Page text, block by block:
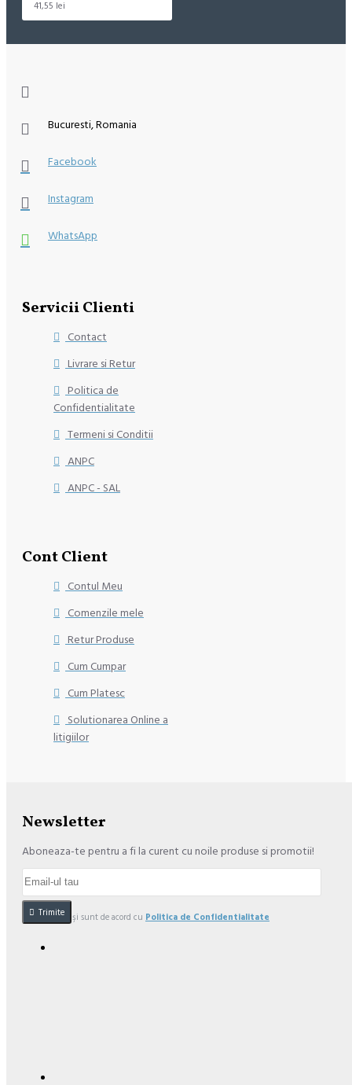
41,55 lei
Bucuresti, Romania
Facebook
Instagram
WhatsApp
Servicii Clienti
Contact
Livrare si Retur
Politica de
Confidentialitate
Termeni si Conditii
ANPC
ANPC - SAL
Cont Client
Contul Meu
Comenzile mele
Retur Produse
Cum Cumpar
Cum Platesc
Solutionarea Online a
litigiilor
Newsletter
Aboneaza-te pentru a fi la curent cu noile produse si promotii!
Trimite
Am citit şi sunt de acord cu Politica de Confidentialitate